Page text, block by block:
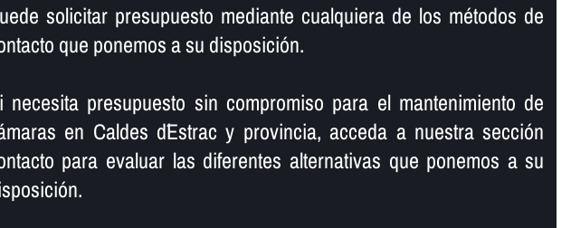
solicitar presupuesto mediante cualquiera de los métodos de
que ponemos a su disposición.
necesita presupuesto sin compromiso para el mantenimiento de
en Caldes d´Estrac y provincia, acceda a nuestra sección
para evaluar las diferentes alternativas que ponemos a su